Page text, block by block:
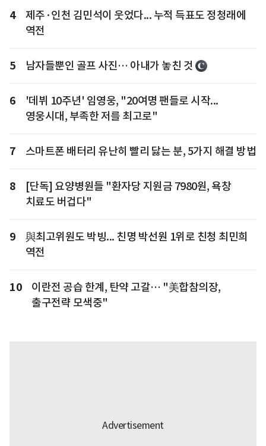
4
제주·인천 김민석이 웃었다... 누적 득표도 정청래에
역전
5 남자들뿐인 골프 사진… 아내가 놓친 것
6
'데뷔 10주년' 임영웅, "20여명 팬들로 시작...
영웅시대, 부족한 저를 최고로"
7 스마트폰 배터리 유난히 빨리 닳는 분, 5가지 해결 방법
8
[단독] 요양병원들 "환자당 지원금 7980원, 욕창
치료도 버겁다"
9
與최고위원도 박빙... 친명 박선원 1위로 친청 최민희
역전
10
이란전 공습 한계, 탄약 고갈… "美합참의장,
출구전략 모색중"